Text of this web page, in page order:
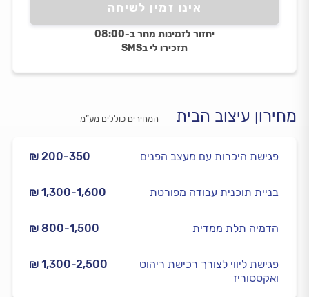
אינו זמין לשיחה
יחזור לזמינות מחר ב-08:00
תזכירו לי בSMS
מחירון עיצוב הבית המחירים כוללים מע”מ
₪ 200-350 פגישת היכרות עם מעצב הפנים
₪ 1,300-1,600 בניית תוכנית עבודה מפורטת
₪ 800-1,500 הדמיה תלת ממדית
₪ 1,300-2,500
פגישת ליווי לצורך רכישת ריהוט
ואקססוריז